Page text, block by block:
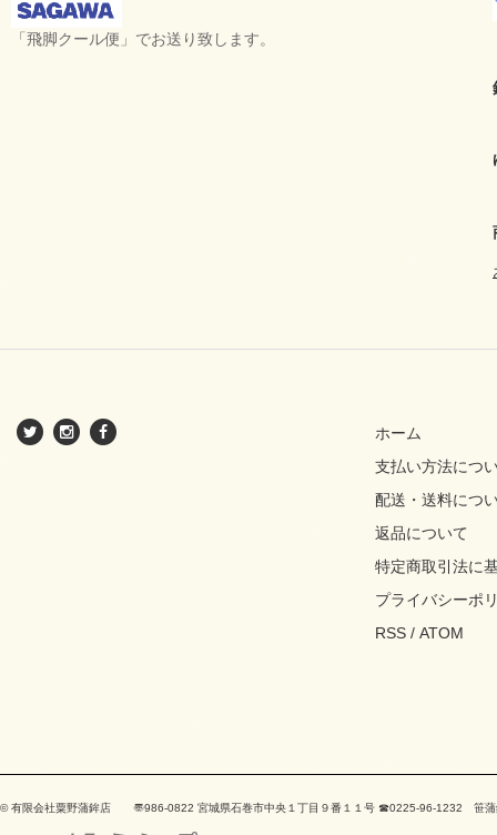
「飛脚クール便」でお送り致します。
ホーム
支払い方法につ
配送・送料につ
返品について
特定商取引法に
プライバシーポ
RSS / ATOM
© 有限会社粟野蒲鉾店 〠986-0822 宮城県石巻市中央１丁目９番１１号 ☎0225-96-1232 笹